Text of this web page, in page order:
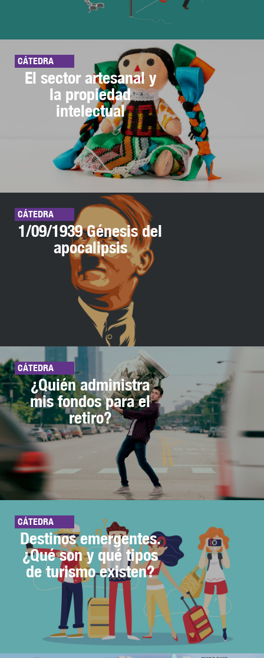
CÁTEDRA
El sector artesanal y
la propiedad
intelectual
CÁTEDRA
1/09/1939 Génesis del
apocalipsis
CÁTEDRA
¿Quién administra
mis fondos para el
retiro?
CÁTEDRA
Destinos emergentes.
¿Qué son y qué tipos
de turismo existen?